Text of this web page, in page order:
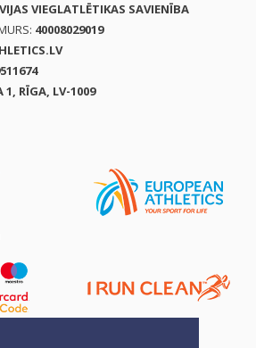
VIEGLATLĒTIKAS SAVIENĪBA
40008029019
1, RĪGA, LV-1009